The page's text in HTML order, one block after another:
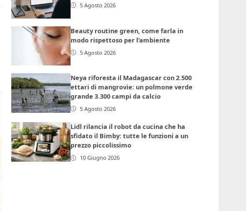
5 Agosto 2026
Beauty routine green, come farla in
modo rispettoso per l’ambiente
5 Agosto 2026
Neya riforesta il Madagascar con 2.500
ettari di mangrovie: un polmone verde
grande 3.300 campi da calcio
5 Agosto 2026
Lidl rilancia il robot da cucina che ha
sfidato il Bimby: tutte le funzioni a un
prezzo piccolissimo
10 Giugno 2026